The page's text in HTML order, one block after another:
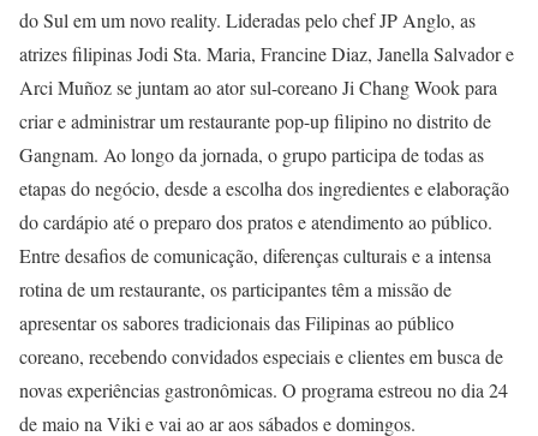
do Sul em um novo reality. Lideradas pelo chef JP Anglo, as
atrizes filipinas Jodi Sta. Maria, Francine Diaz, Janella Salvador e
Arci Muñoz se juntam ao ator sul-coreano Ji Chang Wook para
criar e administrar um restaurante pop-up filipino no distrito de
Gangnam. Ao longo da jornada, o grupo participa de todas as
etapas do negócio, desde a escolha dos ingredientes e elaboração
do cardápio até o preparo dos pratos e atendimento ao público.
Entre desafios de comunicação, diferenças culturais e a intensa
rotina de um restaurante, os participantes têm a missão de
apresentar os sabores tradicionais das Filipinas ao público
coreano, recebendo convidados especiais e clientes em busca de
novas experiências gastronômicas. O programa estreou no dia 24
de maio na Viki e vai ao ar aos sábados e domingos.